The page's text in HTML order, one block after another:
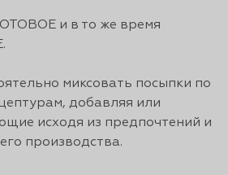
и в то же время
миксовать посыпки по
добавляя или
исходя из предпочтений и
производства.